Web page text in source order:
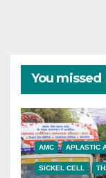
You missed
AMC APLASTIC
SICKEL CELL